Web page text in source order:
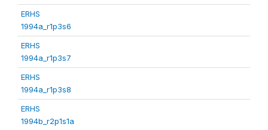
ERHS
1994a_r1p3s6
ERHS
1994a_r1p3s7
ERHS
1994a_r1p3s8
ERHS
1994b_r2p1s1a